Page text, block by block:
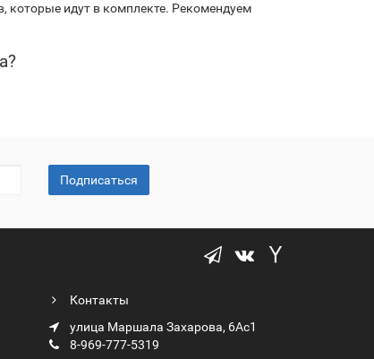
идут в комплекте. Рекомендуем
Подписаться
Контакты
улица Маршала Захарова, 6Ас1
8-969-777-5319